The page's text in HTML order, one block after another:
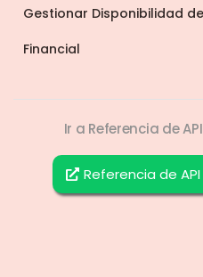
Financial
Ir a Referencia de API
Referencia de API